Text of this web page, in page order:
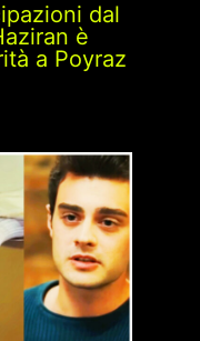
dal
è
a Poyraz